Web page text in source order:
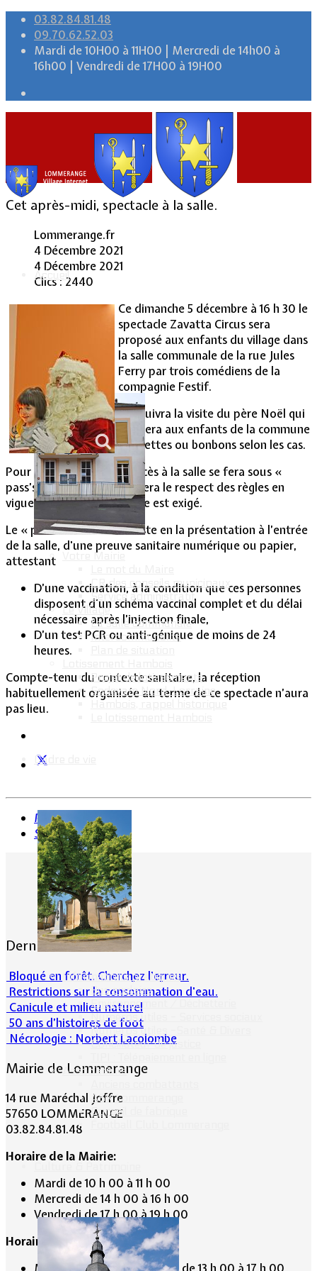
03.82.84.81.48
09.70.62.52.03
Mardi de 10H00 à 11H00 | Mercredi de 14h00 à
16h00 | Vendredi de 17H00 à 19H00
Accueil
Votre Mairie
CR des conseils municipaux
Service administratif
Le Village
La salle communale
Intercommunalité
Projet de lotissements
Sodevam Nord-Lorraine
Hambois, rappel historique
Cadre de vie
Informations pratiques
Bus scolaire
Environnement / Déchetterie
Numéros utiles - Services sociaux
Numéros utiles -Santé & Divers
Conciliateur de justice
Associations
ASK Lommerange
Conseil de fabrique
Cet après-midi, spectacle à la salle.
Lommerange.fr
4 Décembre 2021
4 Décembre 2021
Clics : 2440
Ce dimanche 5 décembre à 16 h 30 le
spectacle Zavatta Circus sera
proposé aux enfants du village dans
la salle communale de la rue Jules
Ferry par trois comédiens de la
compagnie Festif.
S’ensuivra la visite du père Noël qui
donnera aux enfants de la commune
baguettes ou bonbons selon les cas.
Pour les plus de 11 ans, l’accès à la salle se fera sous «
pass’sanitaire » et impliquera le respect des règles en
vigueur. Le port du masque est exigé.
Le « pass sanitaire » consiste en la présentation à l’entrée
de la salle, d'une preuve sanitaire numérique ou papier,
attestant
D’une vaccination, à la condition que ces personnes
disposent d'un schéma vaccinal complet et du délai
nécessaire après l’injection finale,
D’un test PCR ou anti-génique de moins de 24
heures.
Compte-tenu du contexte sanitaire, la réception
habituellement organisée au terme de ce spectacle n’aura
pas lieu.
Précédent
Suivant
Dernières actualités
Bloqué en forêt. Cherchez l’erreur.
Restrictions sur la consommation d'eau.
Canicule et milieu naturel
50 ans d’histoires de foot
Nécrologie : Norbert Lacolombe
Mairie de Lommerange
14 rue Maréchal Joffre
57650 LOMMERANGE
03.82.84.81.48
Horaire de la Mairie:
Mardi de 10 h 00 à 11 h 00
Mercredi de 14 h 00 à 16 h 00
Vendredi de 17 h 00 à 19 h 00
Horaire du Secrétariat :